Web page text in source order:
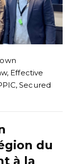
, Effective
,Secured
du
à la